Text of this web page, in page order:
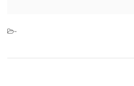
-